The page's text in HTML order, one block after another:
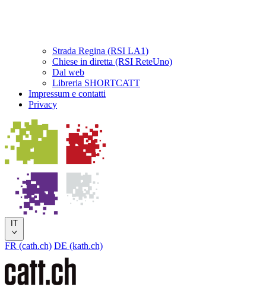
Strada Regina (RSI LA1)
Chiese in diretta (RSI ReteUno)
Dal web
Libreria SHORTCATT
Impressum e contatti
Privacy
IT
FR (cath.ch) DE (kath.ch)